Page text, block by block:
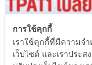
การใช้คุกกี้
เราใช้คุกกี้ที่มีความจ
เว็บไซต์ และเราประ